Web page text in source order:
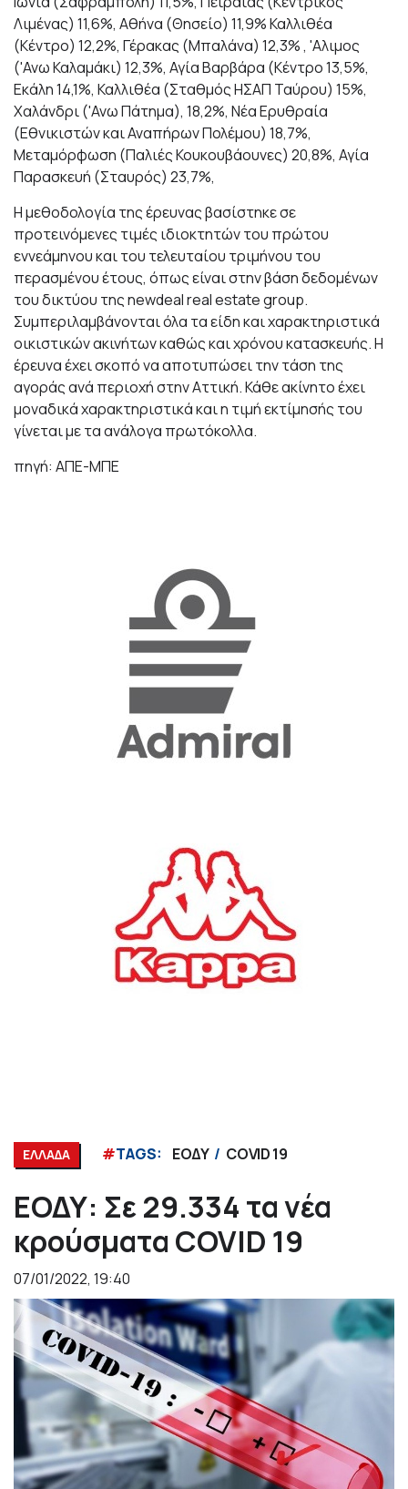
Λιμένας) 11,6%, Αθήνα (Θησείο) 11,9% Καλλιθέα
(Κέντρο) 12,2%, Γέρακας (Μπαλάνα) 12,3% , 'Αλιμος
('Ανω Καλαμάκι) 12,3%, Αγία Βαρβάρα (Κέντρο 13,5%,
Εκάλη 14,1%, Καλλιθέα (Σταθμός ΗΣΑΠ Ταύρου) 15%,
Χαλάνδρι ('Ανω Πάτημα), 18,2%, Νέα Ερυθραία
(Εθνικιστών και Αναπήρων Πολέμου) 18,7%,
Μεταμόρφωση (Παλιές Κουκουβάουνες) 20,8%, Αγία
Παρασκευή (Σταυρός) 23,7%,
Η μεθοδολογία της έρευνας βασίστηκε σε
προτεινόμενες τιμές ιδιοκτητών του πρώτου
εννεάμηνου και του τελευταίου τριμήνου του
περασμένου έτους, όπως είναι στην βάση δεδομένων
του δικτύου της newdeal real estate group.
Συμπεριλαμβάνονται όλα τα είδη και χαρακτηριστικά
οικιστικών ακινήτων καθώς και χρόνου κατασκευής. Η
έρευνα έχει σκοπό να αποτυπώσει την τάση της
αγοράς ανά περιοχή στην Αττική. Κάθε ακίνητο έχει
μοναδικά χαρακτηριστικά και η τιμή εκτίμησής του
γίνεται με τα ανάλογα πρωτόκολλα.
πηγή: ΑΠΕ-ΜΠΕ
ΕΛΛΑΔΑ #TAGS: ΕΟΔΥ COVID 19
ΕΟΔΥ: Σε 29.334 τα νέα
κρούσματα COVID 19
07/01/2022, 19:40